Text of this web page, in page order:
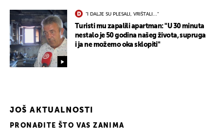
"I DALJE SU PLESALI, VRIŠTALI..."
Turisti mu zapalili apartman: "U 30 minuta
nestalo je 50 godina našeg života, supruga
i ja ne možemo oka sklopiti"
JOŠ AKTUALNOSTI
PRONAĐITE ŠTO VAS ZANIMA